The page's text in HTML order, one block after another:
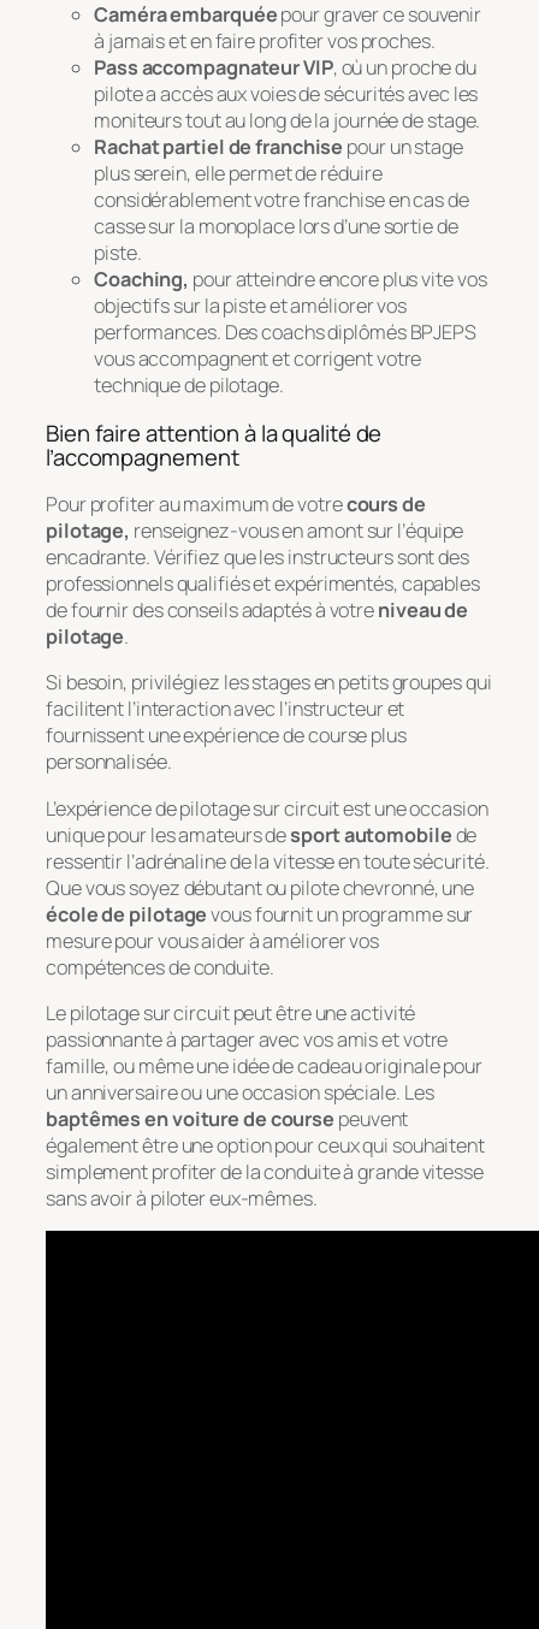
Caméra embarquéepour graver ce souvenir
à jamais et en faire profiter vos proches.
Pass accompagnateur VIP, où un proche du
pilote a accès aux voies de sécurités avec les
moniteurs tout au long de la journée de stage.
Rachat partiel de franchise pour un stage
plus serein, elle permet de réduire
considérablement votre franchise en cas de
casse sur la monoplace lors d’une sortie de
piste.
Coaching, pour atteindre encore plus vite vos
objectifs sur la piste et améliorer vos
performances. Des coachs diplômés BPJEPS
vous accompagnent et corrigent votre
technique de pilotage.
Bien faire attention à la qualité de
l’accompagnement
Pour profiter au maximum de votrecours de
pilotage, renseignez-vous en amont sur l’équipe
encadrante. Vérifiez que les instructeurs sont des
professionnels qualifiés et expérimentés, capables
de fournir des conseils adaptés à votreniveau de
pilotage.
Si besoin, privilégiez les stages en petits groupes qui
facilitent l’interaction avec l’instructeur et
fournissent une expérience de course plus
personnalisée.
L’expérience de pilotage sur circuit est une occasion
unique pour les amateurs desport automobilede
ressentir l’adrénaline de la vitesse en toute sécurité.
Que vous soyez débutant ou pilote chevronné, une
école de pilotagevous fournit un programme sur
mesure pour vous aider à améliorer vos
compétences de conduite.
Le pilotage sur circuit peut être une activité
passionnante à partager avec vos amis et votre
famille, ou même une idée de cadeau originale pour
un anniversaire ou une occasion spéciale. Les
baptêmes en voiture de course peuvent
également être une option pour ceux qui souhaitent
simplement profiter de la conduite à grande vitesse
sans avoir à piloter eux-mêmes.